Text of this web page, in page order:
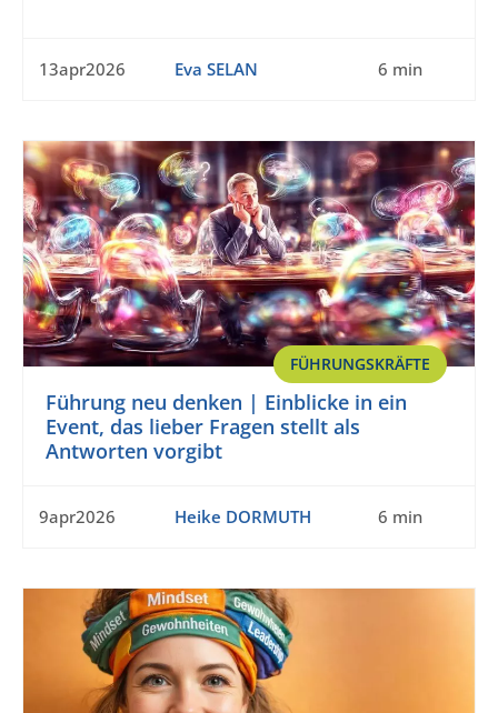
13apr2026 Eva SELAN 6 min
FÜHRUNGSKRÄFTE
Führung neu denken | Einblicke in ein
Event, das lieber Fragen stellt als
Antworten vorgibt
9apr2026 Heike DORMUTH 6 min